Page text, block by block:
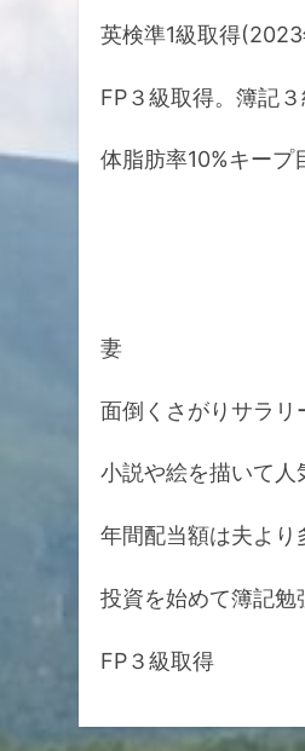
英検準1級取得
FP３級取得。簿記
体脂肪率10%キープ
妻
面倒くさがりサラリ
小説や絵を描いて人
年間配当額は夫より
投資を始めて簿記勉
FP３級取得